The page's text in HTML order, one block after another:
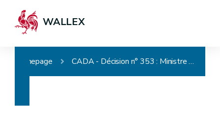
WALLEX
Homepage CADA - Décision n° 353 : Ministre – Données relatives à des animaux – Demande manifestement trop vague (oui) – Demande manifestement abusive (oui) – Communication partielle